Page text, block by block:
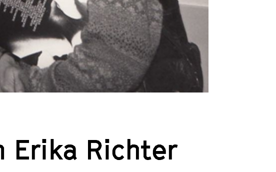
Erika Richter